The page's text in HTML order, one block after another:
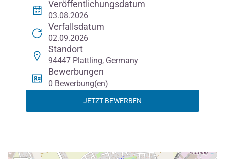
Veröffentlichungsdatum
03.08.2026
Verfallsdatum
02.09.2026
Standort
94447 Plattling, Germany
Bewerbungen
0 Bewerbung(en)
JETZT BEWERBEN